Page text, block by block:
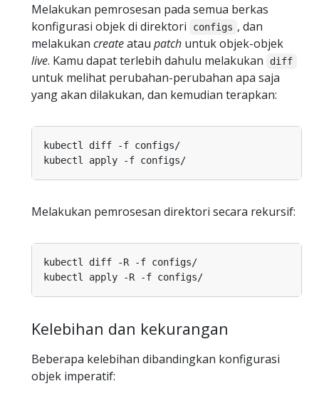
Melakukan pemrosesan pada semua berkas
konfigurasi objek di direktori
configs , dan
melakukan createatau patch untuk objek-objek
live. Kamu dapat terlebih dahulu melakukan diff
untuk melihat perubahan-perubahan apa saja
yang akan dilakukan, dan kemudian terapkan:
Melakukan pemrosesan direktori secara rekursif:
Kelebihan dan kekurangan
Beberapa kelebihan dibandingkan konfigurasi
objek imperatif: